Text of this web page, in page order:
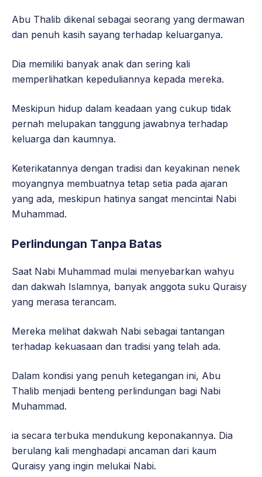
Abu Thalib dikenal sebagai seorang yang dermawan
dan penuh kasih sayang terhadap keluarganya.
Dia memiliki banyak anak dan sering kali
memperlihatkan kepeduliannya kepada mereka.
Meskipun hidup dalam keadaan yang cukup tidak
pernah melupakan tanggung jawabnya terhadap
keluarga dan kaumnya.
Keterikatannya dengan tradisi dan keyakinan nenek
moyangnya membuatnya tetap setia pada ajaran
yang ada, meskipun hatinya sangat mencintai Nabi
Muhammad.
Perlindungan Tanpa Batas
Saat Nabi Muhammad mulai menyebarkan wahyu
dan dakwah Islamnya, banyak anggota suku Quraisy
yang merasa terancam.
Mereka melihat dakwah Nabi sebagai tantangan
terhadap kekuasaan dan tradisi yang telah ada.
Dalam kondisi yang penuh ketegangan ini, Abu
Thalib menjadi benteng perlindungan bagi Nabi
Muhammad.
ia secara terbuka mendukung keponakannya. Dia
berulang kali menghadapi ancaman dari kaum
Quraisy yang ingin melukai Nabi.